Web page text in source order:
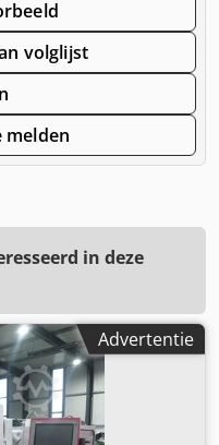
volglijst
in deze
Advertentie